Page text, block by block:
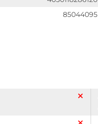
85044095